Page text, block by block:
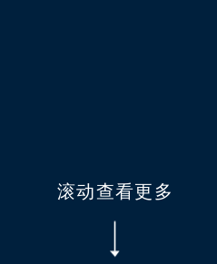
滚动查看更多